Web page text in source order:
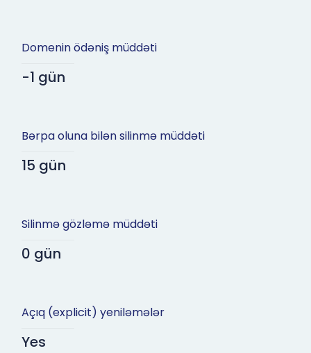
Domenin ödəniş müddəti
-1 gün
Bərpa oluna bilən silinmə müddəti
15 gün
Silinmə gözləmə müddəti
0 gün
Açıq (explicit) yeniləmələr
Yes